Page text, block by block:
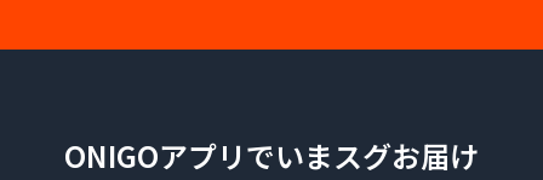
ONIGOアプリでいまスグお届け